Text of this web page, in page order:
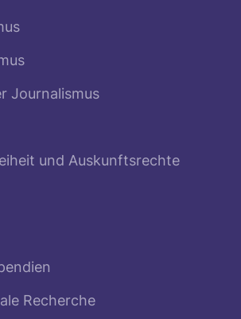
Journalismus
und Auskunftsrechte
Recherche